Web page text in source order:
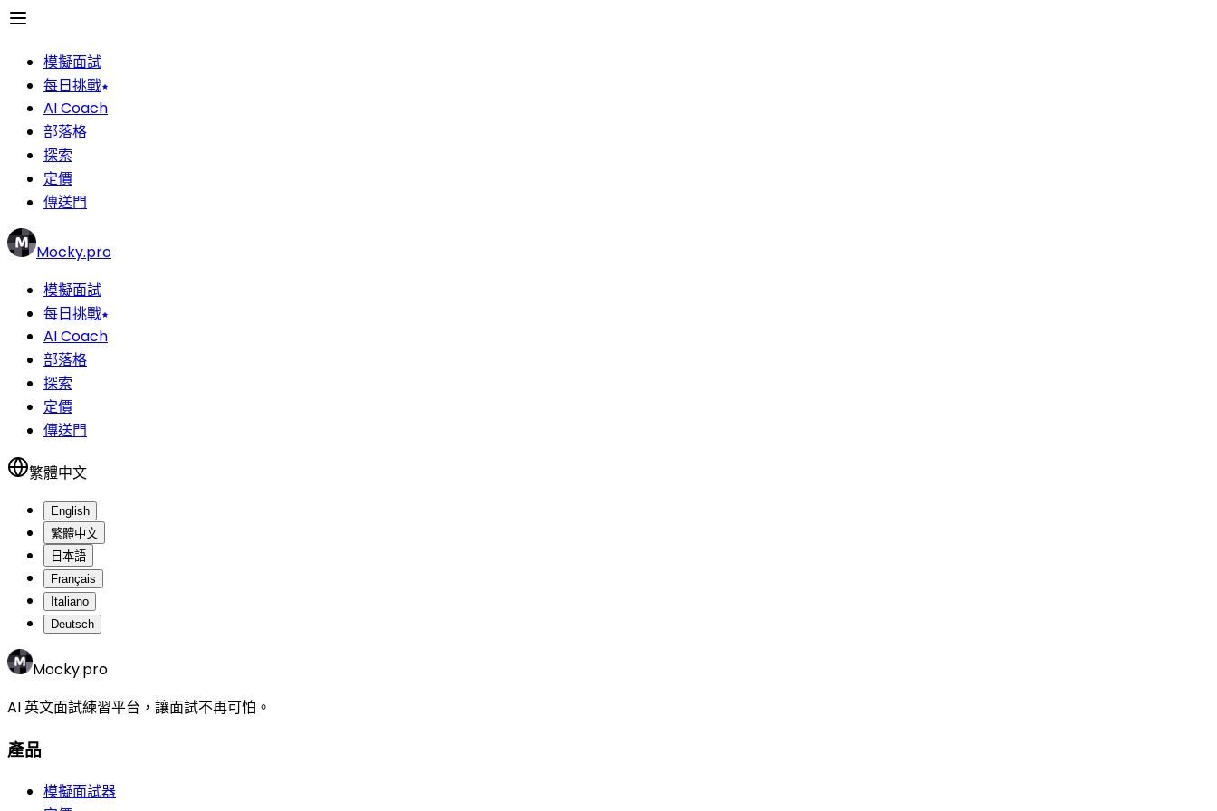
模擬面試
每日挑戰
AI Coach
部落格
探索
定價
傳送門
Mocky.pro
模擬面試
每日挑戰
AI Coach
部落格
探索
定價
傳送門
繁體中文
English
繁體中文
日本語
Français
Italiano
Deutsch
Mocky.pro
AI 英文面試練習平台，讓面試不再可怕。
產品
模擬面試器